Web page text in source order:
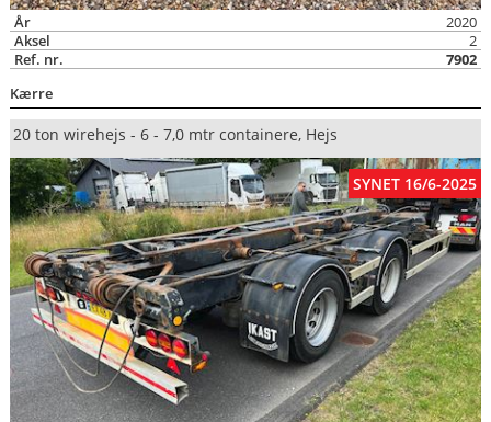
År
2020
Aksel
2
Ref. nr.
7902
Kærre
20 ton wirehejs - 6 - 7,0 mtr containere, Hejs
SYNET 16/6-2025